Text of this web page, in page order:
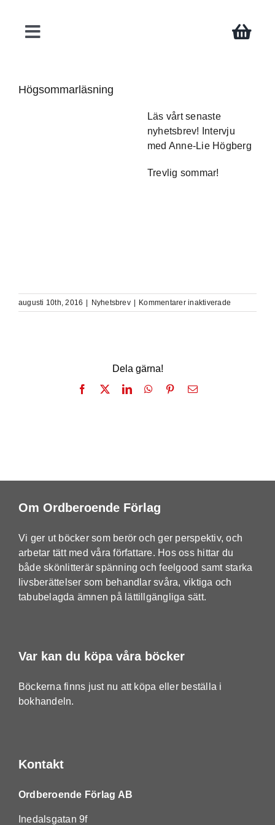
innehålletToggle
Författare
Högsommarläsning
Läs vårt senaste
nyhetsbrev! Intervju
med Anne-Lie Högberg
Trevlig sommar!
augusti 10th, 2016 Nyhetsbrev Kommentarer inaktiverade
Dela gärna!
Facebook
X LinkedInWhatsApp
Pinterest
E-
Om Ordberoende Förlag
Vi ger ut böcker som berör och ger perspektiv, och
arbetar tätt med våra författare. Hos oss hittar du
både skönlitterär spänning och feelgood samt starka
livsberättelser som behandlar svåra, viktiga och
tabubelagda ämnen på lättillgängliga sätt.
Var kan du köpa våra böcker
Böckerna finns just nu att köpa eller beställa i
bokhandeln.
Kontakt
Ordberoende Förlag AB
Inedalsgatan 9f